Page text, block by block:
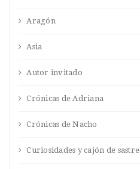
Aragón
Asia
Autor invitado
Crónicas de Adriana
Crónicas de Nacho
Curiosidades y cajón de sastre